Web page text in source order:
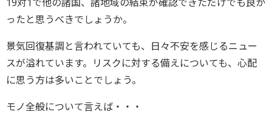
ったと思うべきでしょうか。
景気回復基調と言われていても、日々不安を感じるニュー
スが溢れています。リスクに対する備えについても、心配
に思う方は多いことでしょう。
モノ全般について言えば・・・